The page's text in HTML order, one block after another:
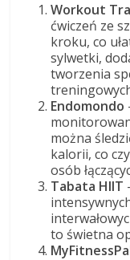
Workout
ćwiczeń ze
kroku, co
sylwetki,
tworzenia
Endomondo
można
kalorii, co
osób
Tabata HIIT
to świetna